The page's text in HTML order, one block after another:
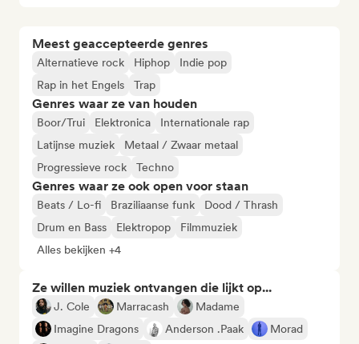
Meest geaccepteerde genres
Alternatieve rock Hiphop
Indie pop
Rap in het Engels
Trap
Genres waar ze van houden
Boor/Trui Elektronica
Internationale rap
Latijnse muziek
Metaal / Zwaar metaal
Progressieve rock
Techno
Genres waar ze ook open voor staan
Beats / Lo-fi Braziliaanse funk
Dood / Thrash
Drum en Bass
Elektropop
Filmmuziek
Alles bekijken +4
Ze willen muziek ontvangen die lijkt op...
J. Cole Marracash
Madame
Imagine Dragons
Anderson .Paak
Morad